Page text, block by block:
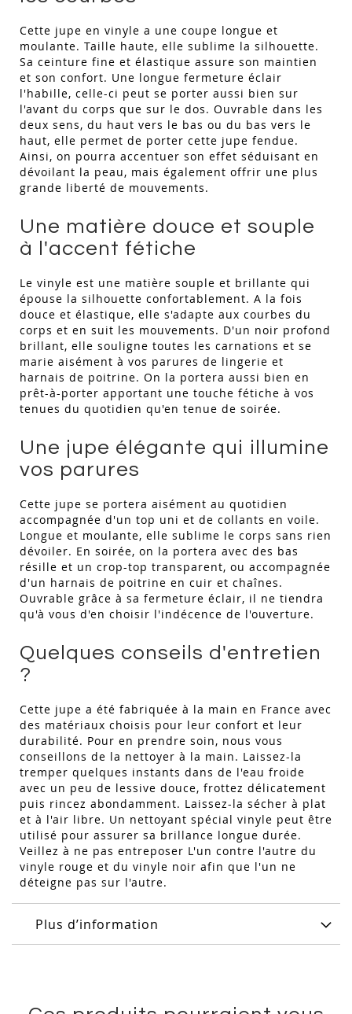
Cette jupe en vinyle a une coupe longue et
moulante. Taille haute, elle sublime la silhouette.
Sa ceinture fine et élastique assure son maintien
et son confort. Une longue fermeture éclair
l'habille, celle-ci peut se porter aussi bien sur
l'avant du corps que sur le dos. Ouvrable dans les
deux sens, du haut vers le bas ou du bas vers le
haut, elle permet de porter cette jupe fendue.
Ainsi, on pourra accentuer son effet séduisant en
dévoilant la peau, mais également offrir une plus
grande liberté de mouvements.
Une matière douce et souple
à l'accent fétiche
Le vinyle est une matière souple et brillante qui
épouse la silhouette confortablement. A la fois
douce et élastique, elle s'adapte aux courbes du
corps et en suit les mouvements. D'un noir profond
brillant, elle souligne toutes les carnations et se
marie aisément à vos parures de lingerie et
harnais de poitrine. On la portera aussi bien en
prêt-à-porter apportant une touche fétiche à vos
tenues du quotidien qu'en tenue de soirée.
Une jupe élégante qui illumine
vos parures
Cette jupe se portera aisément au quotidien
accompagnée d'un top uni et de collants en voile.
Longue et moulante, elle sublime le corps sans rien
dévoiler. En soirée, on la portera avec des bas
résille et un crop-top transparent, ou accompagnée
d'un harnais de poitrine en cuir et chaînes.
Ouvrable grâce à sa fermeture éclair, il ne tiendra
qu'à vous d'en choisir l'indécence de l'ouverture.
Quelques conseils d'entretien
?
Cette jupe a été fabriquée à la main en France avec
des matériaux choisis pour leur confort et leur
durabilité. Pour en prendre soin, nous vous
conseillons de la nettoyer à la main. Laissez-la
tremper quelques instants dans de l'eau froide
avec un peu de lessive douce, frottez délicatement
puis rincez abondamment. Laissez-la sécher à plat
et à l'air libre. Un nettoyant spécial vinyle peut être
utilisé pour assurer sa brillance longue durée.
Veillez à ne pas entreposer L'un contre l'autre du
vinyle rouge et du vinyle noir afin que l'un ne
déteigne pas sur l'autre.
Plus d’information